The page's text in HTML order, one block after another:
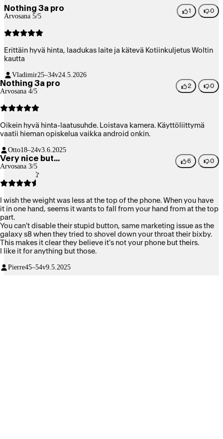
Nothing 3a pro
Arvosana 5/5
1 0
Erittäin hyvä hinta, laadukas laite ja kätevä Kotiinkuljetus Woltin
kautta
Vladimir25–34v24.5.2026
Nothing 3a pro
Arvosana 4/5
2 0
Oikein hyvä hinta-laatusuhde. Loistava kamera. Käyttöliittymä
vaatii hieman opiskelua vaikka android onkin.
Otto18–24v3.6.2025
Very nice but...
Arvosana 3/5
6 0
I wish the weight was less at the top of the phone. When you have
it in one hand, seems it wants to fall from your hand from at the top
part.
You can't disable their stupid button, same marketing issue as the
galaxy s8 when they tried to shovel down your throat their bixby.
This makes it clear they believe it's not your phone but theirs.
I like it for anything but those.
Pierre45–54v9.5.2025